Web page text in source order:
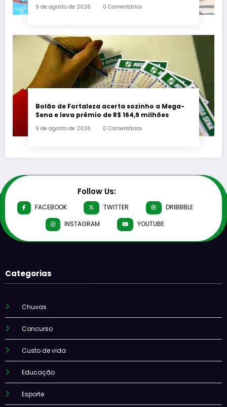
mural no Parque Oeste
9 de agosto de 2026 0 Comentários
Bolão de Fortaleza acerta sozinho a Mega-
Sena e leva prêmio de R$ 164,9 milhões
9 de agosto de 2026 0 Comentários
Follow Us:
FACEBOOK TWITTER
DRIBBBLE
INSTAGRAM
YOUTUBE
Categorias
Chuvas
Concurso
Custo de vida
Educação
Esporte